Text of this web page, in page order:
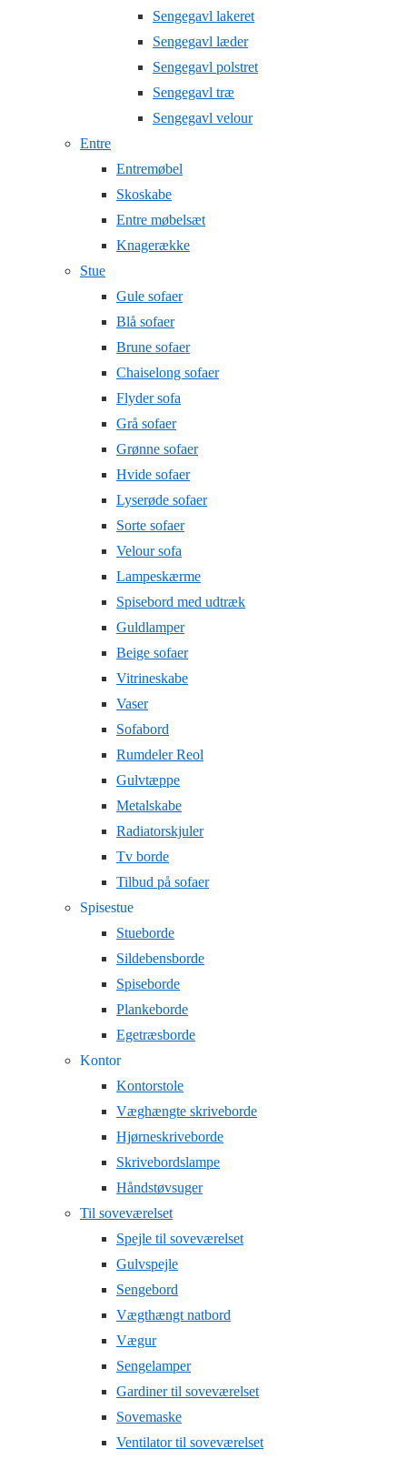
Sengegavl lakeret
Sengegavl læder
Sengegavl polstret
Sengegavl træ
Sengegavl velour
Entre
Entremøbel
Skoskabe
Entre møbelsæt
Knagerække
Stue
Gule sofaer
Blå sofaer
Brune sofaer
Chaiselong sofaer
Flyder sofa
Grå sofaer
Grønne sofaer
Hvide sofaer
Lyserøde sofaer
Sorte sofaer
Velour sofa
Lampeskærme
Spisebord med udtræk
Guldlamper
Beige sofaer
Vitrineskabe
Vaser
Sofabord
Rumdeler Reol
Gulvtæppe
Metalskabe
Radiatorskjuler
Tv borde
Tilbud på sofaer
Spisestue
Stueborde
Sildebensborde
Spiseborde
Plankeborde
Egetræsborde
Kontor
Kontorstole
Væghængte skriveborde
Hjørneskriveborde
Skrivebordslampe
Håndstøvsuger
Til soveværelset
Spejle til soveværelset
Gulvspejle
Sengebord
Vægthængt natbord
Vægur
Sengelamper
Gardiner til soveværelset
Sovemaske
Ventilator til soveværelset